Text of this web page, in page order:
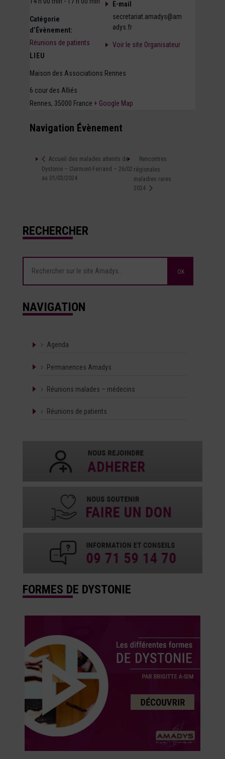
Catégorie
d’Évènement:
Réunions de patients
LIEU
Maison des Associations Rennes
6 cour des Alliés
Rennes, 35000 France + Google Map
E-mail
secretariat.amadys@am
adys.fr
Voir le site Organisateur
Navigation Évènement
Accueil des malades atteints de
Dystonie – Clermont-Ferrand – 26/02
au 01/03/2024
Rencontres
régionales
maladies rares
2024
RECHERCHER
NAVIGATION
Agenda
Permanences Amadys
Réunions malades – médecins
Réunions de patients
FORMES DE DYSTONIE